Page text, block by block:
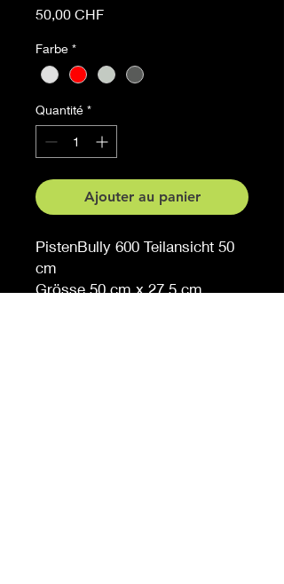
50,00 CHFPrix
Farbe *
Quantité *
Ajouter au panier
PistenBully 600 Teilansicht 50
cm
Grösse 50 cm x 27.5 cm